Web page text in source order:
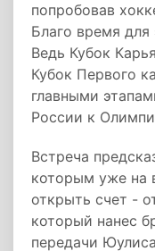
попробовав
Благо время
Ведь Кубок
Кубок Первого
главными
России к
Встреча
которым уже на
открыть счет -
который нанес
передачи